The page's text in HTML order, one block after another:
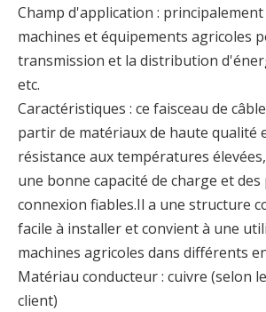
Faisceau de timonerie personnalisé Faisceau de câblage d’assemblage de châssis Faisceau d’assemblage de panneaux Faisceau de plafond
Champ d'application :
machines et équipements agricoles
transmission et la distribution
etc.
Caractéristiques : ce faisceau de
partir de matériaux de haute qualité
résistance aux températures
une bonne capacité de charge et
connexion fiables.Il a une structure
facile à installer et convient à une
machines agricoles dans différents
Matériau conducteur : cuivre (selon
client)